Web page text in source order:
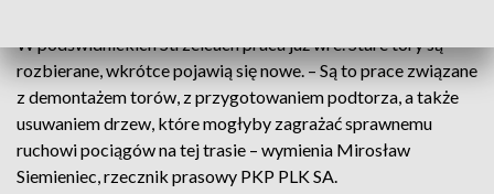
W podświdnickich Strzelcach praca już wre. Stare tory są
rozbierane, wkrótce pojawią się nowe. – Są to prace związane
z demontażem torów, z przygotowaniem podtorza, a także
usuwaniem drzew, które mogłyby zagrażać sprawnemu
ruchowi pociągów na tej trasie – wymienia Mirosław
Siemieniec, rzecznik prasowy PKP PLK SA.